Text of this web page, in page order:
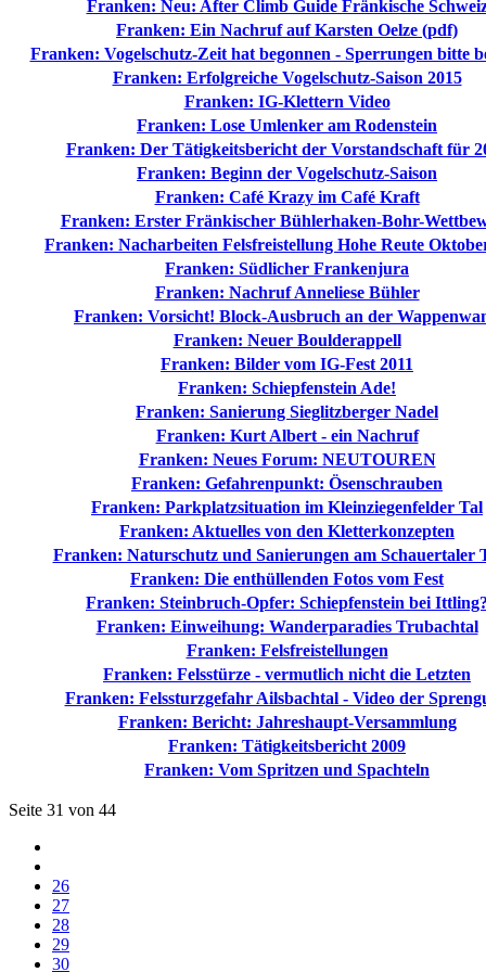
Franken: Neu: After Climb Guide Fränkische
Franken: Ein Nachruf auf Karsten Oelze (pdf)
Franken: Vogelschutz-Zeit hat begonnen - Sperrungen bitte
Franken: Erfolgreiche Vogelschutz-Saison 2015
Franken: IG-Klettern Video
Franken: Lose Umlenker am Rodenstein
Franken: Der Tätigkeitsbericht der Vorstandschaft für
Franken: Beginn der Vogelschutz-Saison
Franken: Café Krazy im Café Kraft
Franken: Erster Fränkischer Bühlerhaken-Bohr-
Franken: Nacharbeiten Felsfreistellung Hohe Reute
Franken: Südlicher Frankenjura
Franken: Nachruf Anneliese Bühler
Franken: Vorsicht! Block-Ausbruch an der
Franken: Neuer Boulderappell
Franken: Bilder vom IG-Fest 2011
Franken: Schiepfenstein Ade!
Franken: Sanierung Sieglitzberger Nadel
Franken: Kurt Albert - ein Nachruf
Franken: Neues Forum: NEUTOUREN
Franken: Gefahrenpunkt: Ösenschrauben
Franken: Parkplatzsituation im Kleinziegenfelder Tal
Franken: Aktuelles von den Kletterkonzepten
Franken: Naturschutz und Sanierungen am Schauertaler
Franken: Die enthüllenden Fotos vom Fest
Franken: Steinbruch-Opfer: Schiepfenstein bei Ittling?
Franken: Einweihung: Wanderparadies Trubachtal
Franken: Felsfreistellungen
Franken: Felsstürze - vermutlich nicht die Letzten
Franken: Felssturzgefahr Ailsbachtal - Video der
Franken: Bericht: Jahreshaupt-Versammlung
Franken: Tätigkeitsbericht 2009
Franken: Vom Spritzen und Spachteln
Seite 31 von 44
26
27
28
29
30